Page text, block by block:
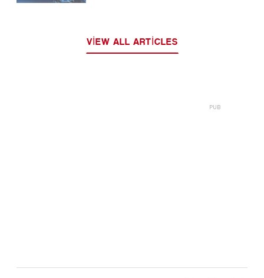
VIEW ALL ARTICLES